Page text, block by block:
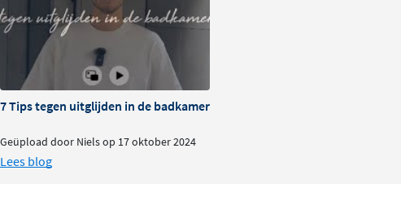
7 Tips tegen uitglijden in de badkamer
Geüpload door Niels op 17 oktober 2024
Lees blog